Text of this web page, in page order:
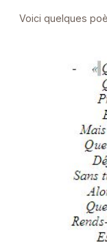
Voici quelques